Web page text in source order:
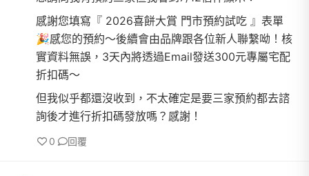
感謝您填寫『 2026喜餅大賞 門市預約試吃 』表單
🎉感您的預約～後續會由品牌跟各位新人聯繫呦！核
實資料無誤，3天內將透過Email發送300元專屬宅配
折扣碼～
但我似乎都還沒收到，不太確定是要三家預約都去諮
詢後才進行折扣碼發放嗎？感謝！
0 回覆